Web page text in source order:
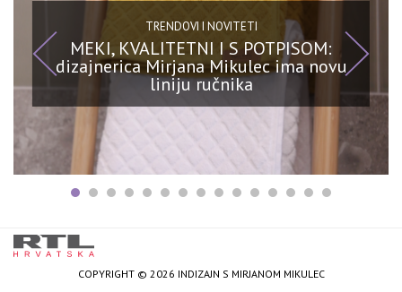
TRENDOVI I NOVITETI
MEKI, KVALITETNI I S POTPISOM:
dizajnerica Mirjana Mikulec ima novu
liniju ručnika
COPYRIGHT © 2026 INDIZAJN S MIRJANOM MIKULEC